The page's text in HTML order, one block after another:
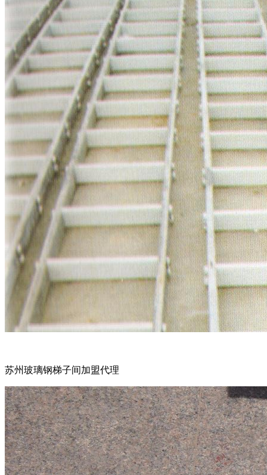
苏州玻璃钢梯子间加盟代理